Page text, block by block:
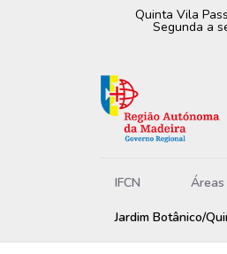
Quinta Vila
Segunda a
IFCN Áreas
Jardim Botânico/